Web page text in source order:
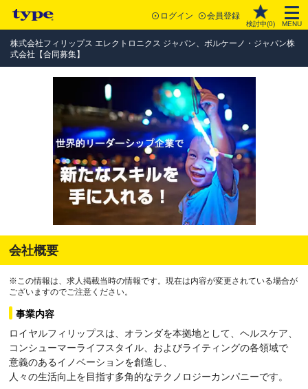
ログイン 会員登録
検討中(0) MENU
株式会社フィリップス エレクトロニクス ジャパン、ボルケーノ・ジャパン株
式会社【合同募集】
会社概要
※この情報は、求人掲載当時の情報です。現在は内容が変更されている場合が
ございますのでご注意ください。
事業内容
ロイヤルフィリップスは、オランダを本拠地として、ヘルスケア、
コンシューマーライフスタイル、およびライティングの各領域で
意義のあるイノベーションを創造し、
人々の生活向上を目指す多角的なテクノロジーカンパニーです。